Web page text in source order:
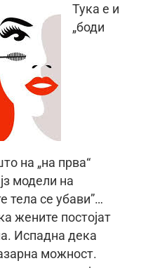
Тука е и
„боди
на „на прва“
модели на
тела се убави”…
жените постојат
Испадна дека
можност.